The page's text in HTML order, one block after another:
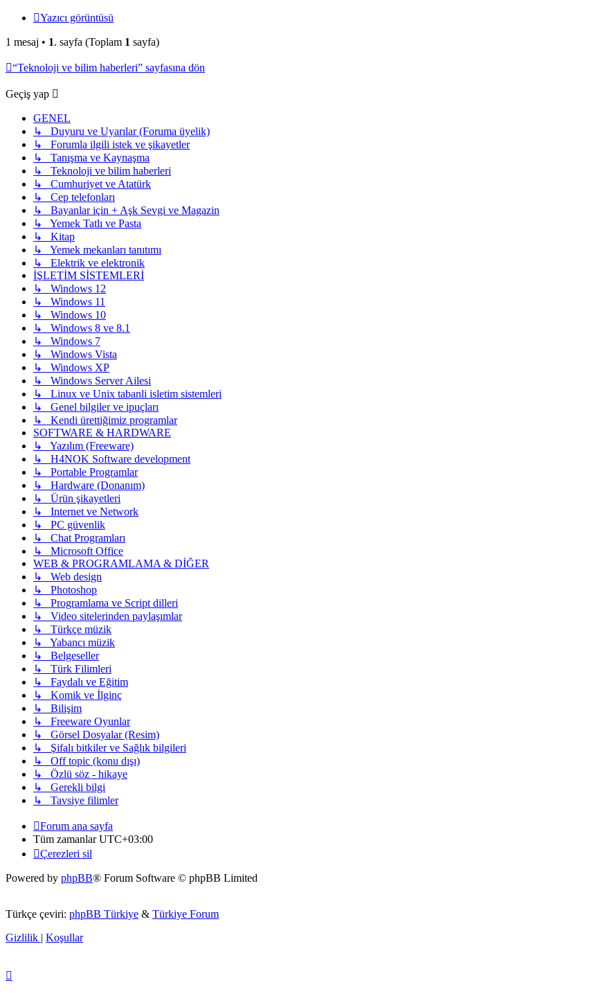
Yazıcı görüntüsü
1 mesaj • 1. sayfa (Toplam 1 sayfa)
“Teknoloji ve bilim haberleri” sayfasına dön
Geçiş yap
GENEL
↳ Duyuru ve Uyarılar (Foruma üyelik)
↳ Forumla ilgili istek ve şikayetler
↳ Tanışma ve Kaynaşma
↳ Teknoloji ve bilim haberleri
↳ Cumhuriyet ve Atatürk
↳ Cep telefonları
↳ Bayanlar için + Aşk Sevgi ve Magazin
↳ Yemek Tatlı ve Pasta
↳ Kitap
↳ Yemek mekanları tanıtımı
↳ Elektrik ve elektronik
İŞLETİM SİSTEMLERİ
↳ Windows 12
↳ Windows 11
↳ Windows 10
↳ Windows 8 ve 8.1
↳ Windows 7
↳ Windows Vista
↳ Windows XP
↳ Windows Server Ailesi
↳ Linux ve Unix tabanli isletim sistemleri
↳ Genel bilgiler ve ipuçları
↳ Kendi ürettiğimiz programlar
SOFTWARE & HARDWARE
↳ Yazılım (Freeware)
↳ H4NOK Software development
↳ Portable Programlar
↳ Hardware (Donanım)
↳ Ürün şikayetleri
↳ Internet ve Network
↳ PC güvenlik
↳ Chat Programları
↳ Microsoft Office
WEB & PROGRAMLAMA & DİĞER
↳ Web design
↳ Photoshop
↳ Programlama ve Script dilleri
↳ Video sitelerinden paylaşımlar
↳ Türkçe müzik
↳ Yabancı müzik
↳ Belgeseller
↳ Türk Filimleri
↳ Faydalı ve Eğitim
↳ Komik ve İlginç
↳ Bilişim
↳ Freeware Oyunlar
↳ Görsel Dosyalar (Resim)
↳ Şifalı bitkiler ve Sağlık bilgileri
↳ Off topic (konu dışı)
↳ Özlü söz - hikaye
↳ Gerekli bilgi
↳ Tavsiye filimler
Forum ana sayfa
Tüm zamanlarUTC+03:00
Çerezleri sil
Powered by phpBB® Forum Software © phpBB Limited
Türkçe çeviri: phpBB Türkiye & Türkiye Forum
Gizlilik | Koşullar